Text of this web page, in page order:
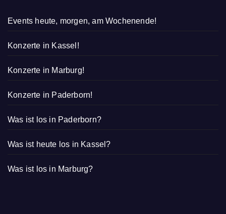
Events heute, morgen, am Wochenende!
Konzerte in Kassel!
Konzerte in Marburg!
Konzerte in Paderborn!
Was ist los in Paderborn?
Was ist heute los in Kassel?
Was ist los in Marburg?